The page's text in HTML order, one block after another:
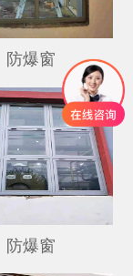
防爆窗
防爆窗